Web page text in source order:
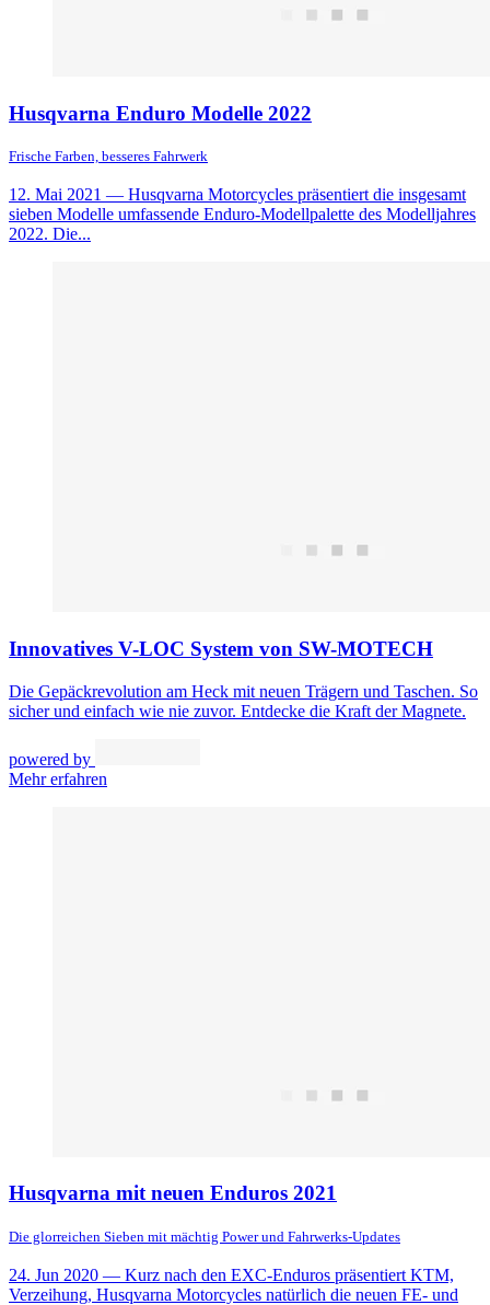
Husqvarna Enduro Modelle 2022
Frische Farben, besseres Fahrwerk
12. Mai 2021 — Husqvarna Motorcycles präsentiert die insgesamt
sieben Modelle umfassende Enduro-Modellpalette des Modelljahres
2022. Die...
Innovatives V-LOC System von SW-MOTECH
Die Gepäckrevolution am Heck mit neuen Trägern und Taschen. So
sicher und einfach wie nie zuvor. Entdecke die Kraft der Magnete.
powered by
Mehr erfahren
Husqvarna mit neuen Enduros 2021
Die glorreichen Sieben mit mächtig Power und Fahrwerks-Updates
24. Jun 2020 — Kurz nach den EXC-Enduros präsentiert KTM,
Verzeihung, Husqvarna Motorcycles natürlich die neuen FE- und